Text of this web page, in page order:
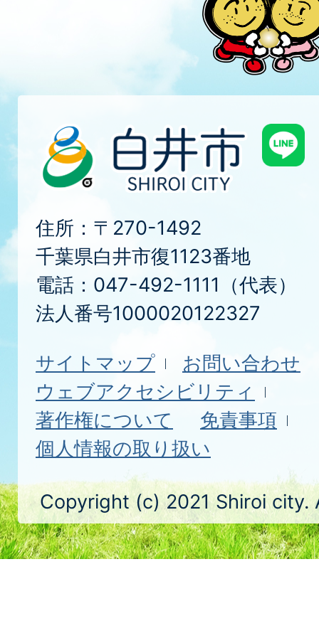
住所：〒270-1492
千葉県白井市復1123番地
電話：047-492-1111（代表）
法人番号1000020122327
サイトマップ
お問い合わせ
ウェブアクセシビリティ
著作権について
免責事項
個人情報の取り扱い
Copyright (c) 2021 Shiroi city.